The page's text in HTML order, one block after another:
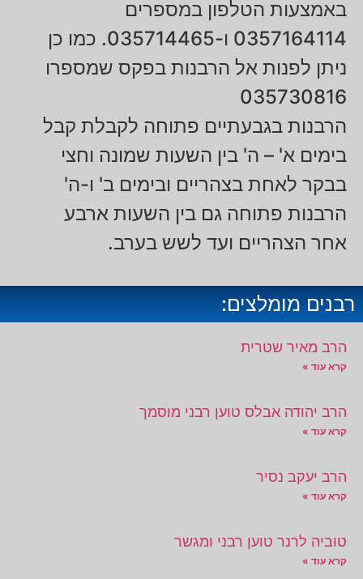
באמצעות הטלפון במספרים
0357164114 ו-035714465. כמו כן
ניתן לפנות אל הרבנות בפקס שמספרו
035730816
הרבנות בגבעתיים פתוחה לקבלת קבל
בימים א' – ה' בין השעות שמונה וחצי
בבקר לאחת בצהריים ובימים ב' ו-ה'
הרבנות פתוחה גם בין השעות ארבע
אחר הצהריים ועד לשש בערב.
רבנים מומלצים:
הרב מאיר שטרית
קרא עוד »
הרב יהודה אבלס טוען רבני מוסמך
קרא עוד »
הרב יעקב נסיר
קרא עוד »
טוביה לרנר טוען רבני ומגשר
קרא עוד »